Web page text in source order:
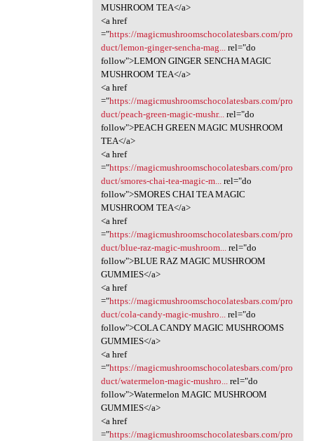
MUSHROOM TEA</a>
<a href
="https://magicmushroomschocolatesbars.com/pro
duct/lemon-ginger-sencha-mag...
rel="do
follow">LEMON GINGER SENCHA MAGIC
MUSHROOM TEA</a>
<a href
="https://magicmushroomschocolatesbars.com/pro
duct/peach-green-magic-mushr...
rel="do
follow">PEACH GREEN MAGIC MUSHROOM
TEA</a>
<a href
="https://magicmushroomschocolatesbars.com/pro
duct/smores-chai-tea-magic-m...
rel="do
follow">SMORES CHAI TEA MAGIC
MUSHROOM TEA</a>
<a href
="https://magicmushroomschocolatesbars.com/pro
duct/blue-raz-magic-mushroom...
rel="do
follow">BLUE RAZ MAGIC MUSHROOM
GUMMIES</a>
<a href
="https://magicmushroomschocolatesbars.com/pro
duct/cola-candy-magic-mushro...
rel="do
follow">COLA CANDY MAGIC MUSHROOMS
GUMMIES</a>
<a href
="https://magicmushroomschocolatesbars.com/pro
duct/watermelon-magic-mushro...
rel="do
follow">Watermelon MAGIC MUSHROOM
GUMMIES</a>
<a href
="https://magicmushroomschocolatesbars.com/pro